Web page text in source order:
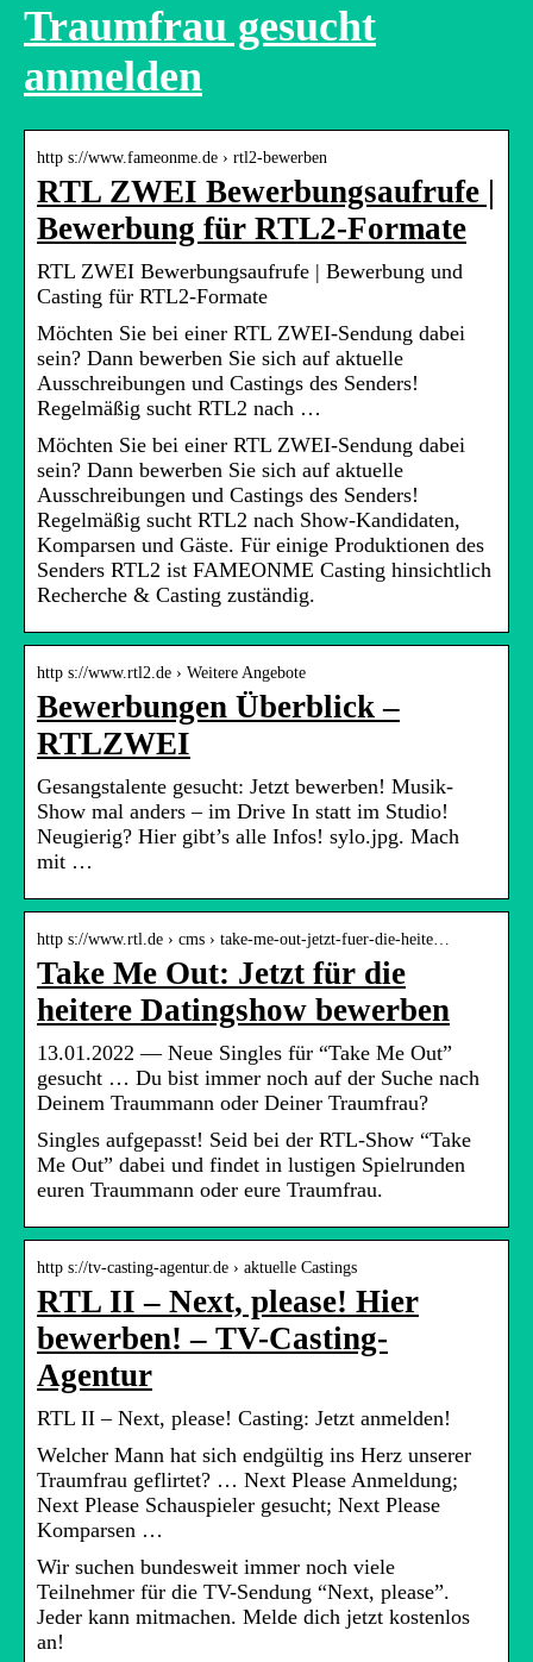
Traumfrau gesucht
anmelden
http s://www.fameonme.de › rtl2-bewerben
RTL ZWEI Bewerbungsaufrufe |
Bewerbung für RTL2-Formate
RTL ZWEI Bewerbungsaufrufe | Bewerbung und
Casting für RTL2-Formate
Möchten Sie bei einer RTL ZWEI-Sendung dabei
sein? Dann bewerben Sie sich auf aktuelle
Ausschreibungen und Castings des Senders!
Regelmäßig sucht RTL2 nach …
Möchten Sie bei einer RTL ZWEI-Sendung dabei
sein? Dann bewerben Sie sich auf aktuelle
Ausschreibungen und Castings des Senders!
Regelmäßig sucht RTL2 nach Show-Kandidaten,
Komparsen und Gäste. Für einige Produktionen des
Senders RTL2 ist FAMEONME Casting hinsichtlich
Recherche & Casting zuständig.
http s://www.rtl2.de › Weitere Angebote
Bewerbungen Überblick –
RTLZWEI
Gesangstalente gesucht: Jetzt bewerben! Musik-
Show mal anders – im Drive In statt im Studio!
Neugierig? Hier gibt’s alle Infos! sylo.jpg. Mach
mit …
http s://www.rtl.de › cms › take-me-out-jetzt-fuer-die-heite…
Take Me Out: Jetzt für die
heitere Datingshow bewerben
13.01.2022 — Neue Singles für “Take Me Out”
gesucht … Du bist immer noch auf der Suche nach
Deinem Traummann oder Deiner Traumfrau?
Singles aufgepasst! Seid bei der RTL-Show “Take
Me Out” dabei und findet in lustigen Spielrunden
euren Traummann oder eure Traumfrau.
http s://tv-casting-agentur.de › aktuelle Castings
RTL II – Next, please! Hier
bewerben! – TV-Casting-
Agentur
RTL II – Next, please! Casting: Jetzt anmelden!
Welcher Mann hat sich endgültig ins Herz unserer
Traumfrau geflirtet? … Next Please Anmeldung;
Next Please Schauspieler gesucht; Next Please
Komparsen …
Wir suchen bundesweit immer noch viele
Teilnehmer für die TV-Sendung “Next, please”.
Jeder kann mitmachen. Melde dich jetzt kostenlos
an!